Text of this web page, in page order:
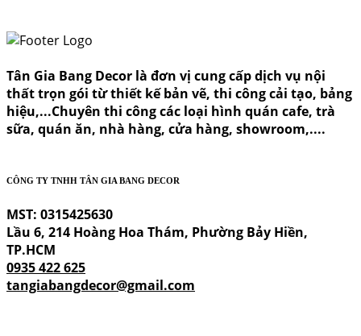
Tân Gia Bang Decor là đơn vị cung cấp dịch vụ nội
thất trọn gói từ thiết kế bản vẽ, thi công cải tạo, bảng
hiệu,...Chuyên thi công các loại hình quán cafe, trà
sữa, quán ăn, nhà hàng, cửa hàng, showroom,....
CÔNG TY TNHH TÂN GIA BANG DECOR
MST: 0315425630
Lầu 6, 214 Hoàng Hoa Thám, Phường Bảy Hiền,
TP.HCM
0935 422 625
tangiabangdecor@gmail.com